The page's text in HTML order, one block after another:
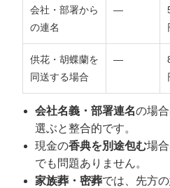
会社・部署から
の連名
—
供花・胡蝶蘭を
同送する場合
—
会社名義・部署連名の場
選ぶと整合的です。
現金の香典を別途包む場
でも問題ありません。
家族葬・密葬では、先方